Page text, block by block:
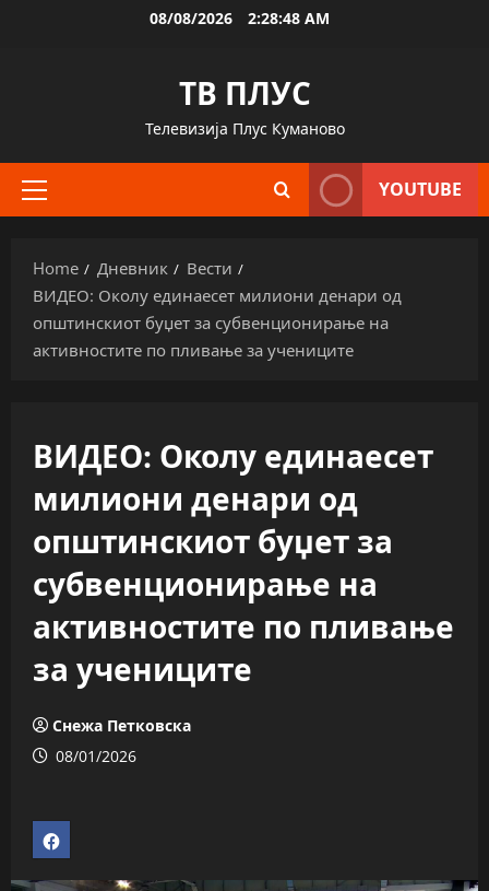
08/08/2026 2:28:49 AM
ТВ ПЛУС
Телевизија Плус Куманово
Primary
YOUTUBE
Home Дневник
Вести
ВИДЕО: Околу единаесет милиони денари од
општинскиот буџет за субвенционирање на
активностите по пливање за учениците
ВИДЕО: Околу единаесет
милиони денари од
општинскиот буџет за
субвенционирање на
активностите по пливање
за учениците
Снежа Петковска
08/01/2026